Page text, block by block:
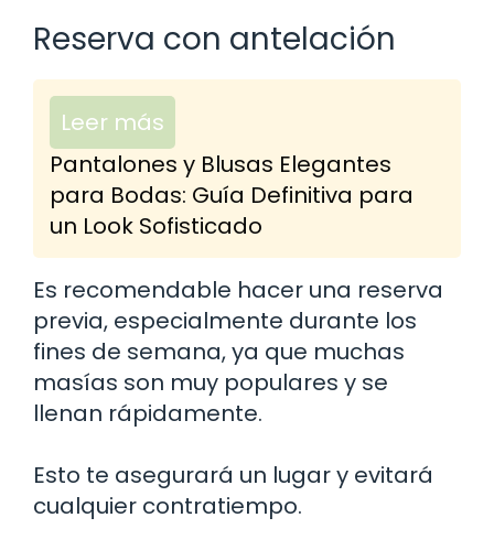
Reserva con antelación
Leer más
Pantalones y Blusas Elegantes
para Bodas: Guía Definitiva para
un Look Sofisticado
Es recomendable hacer una reserva
previa, especialmente durante los
fines de semana, ya que muchas
masías son muy populares y se
llenan rápidamente.
Esto te asegurará un lugar y evitará
cualquier contratiempo.